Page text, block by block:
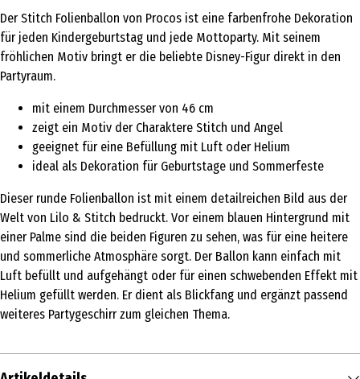
Der Stitch Folienballon von Procos ist eine farbenfrohe Dekoration
für jeden Kindergeburtstag und jede Mottoparty. Mit seinem
fröhlichen Motiv bringt er die beliebte Disney-Figur direkt in den
Partyraum.
mit einem Durchmesser von 46 cm
zeigt ein Motiv der Charaktere Stitch und Angel
geeignet für eine Befüllung mit Luft oder Helium
ideal als Dekoration für Geburtstage und Sommerfeste
Dieser runde Folienballon ist mit einem detailreichen Bild aus der
Welt von Lilo & Stitch bedruckt. Vor einem blauen Hintergrund mit
einer Palme sind die beiden Figuren zu sehen, was für eine heitere
und sommerliche Atmosphäre sorgt. Der Ballon kann einfach mit
Luft befüllt und aufgehängt oder für einen schwebenden Effekt mit
Helium gefüllt werden. Er dient als Blickfang und ergänzt passend
weiteres Partygeschirr zum gleichen Thema.